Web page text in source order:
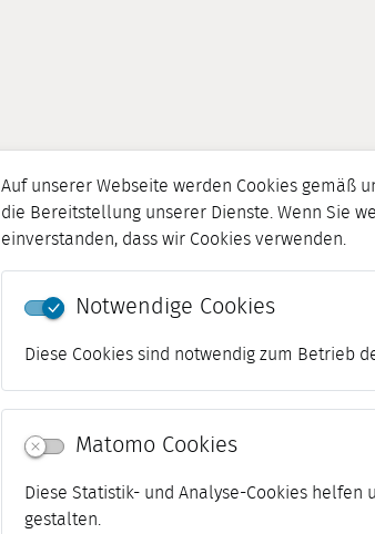
Auf unserer Webseite werden Cookies gemäß
die Bereitstellung unserer Dienste. Wenn Sie
einverstanden, dass wir Cookies verwenden.
Notwendige Cookies
Diese Cookies sind notwendig zum Betrieb
Matomo Cookies
Diese Statistik- und Analyse-Cookies
gestalten.